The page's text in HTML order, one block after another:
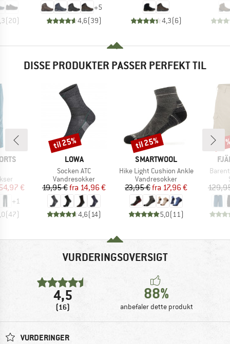
(20)
+5
4,6(39) 4,3(6)
DISSE PRODUKTER PASSER PERFEKT TIL
pris
€
+1
(47)
MÆRKE
LOWA
Artikel
Socken ATC
Produktgruppe
Vandresokker
Pris
19,95 € Nedsat pris
fra 14,96 €
4,6(14)
Rabat
til 25%
MÆRKE
SMARTWOOL
Artikel
Hike Light Cushion Ankle
Produktgruppe
Vandresokker
Pris
23,95 € Nedsat pris
fra 17,96 €
5,0(11 )
Rabat
til 25%
Artikel
VURDERINGSOVERSIGT
4,5
(16)
88%
anbefaler dette produkt
VURDERINGER